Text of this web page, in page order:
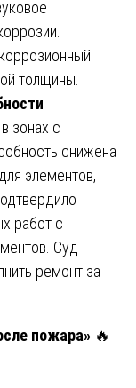
толщины.
зонах с
снижена
элементов,
работ с
Суд
ремонт за
пожара» 🔥